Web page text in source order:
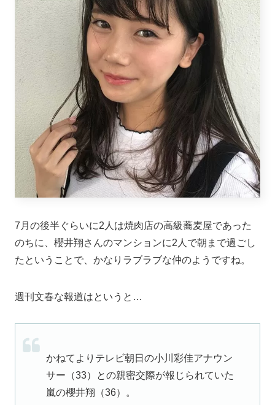
7月の後半ぐらいに2人は焼肉店の高級蕎麦屋であった
のちに、櫻井翔さんのマンションに2人で朝まで過ごし
たということで、かなりラブラブな仲のようですね。
週刊文春な報道はというと…
かねてより テレビ朝日 の小川彩佳アナウン
サー（33）との親密交際が報じられていた
嵐の櫻井翔 （36）。